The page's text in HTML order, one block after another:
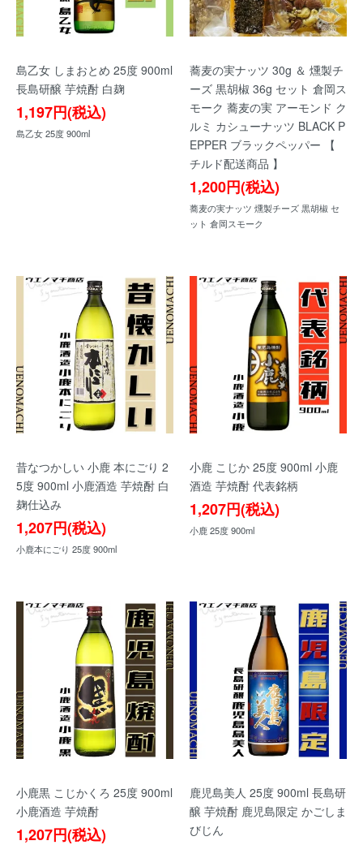
島乙女 しまおとめ 25度 900ml
長島研醸 芋焼酎 白麹
1,197円(税込)
島乙女 25度 900ml
蕎麦の実ナッツ 30g ＆ 燻製チ
ーズ 黒胡椒 36g セット 倉岡ス
モーク 蕎麦の実 アーモンド ク
ルミ カシューナッツ BLACK P
EPPER ブラックペッパー 【
チルド配送商品 】
1,200円(税込)
蕎麦の実ナッツ 燻製チーズ 黒胡椒 セ
ット 倉岡スモーク
昔なつかしい 小鹿 本にごり 2
5度 900ml 小鹿酒造 芋焼酎 白
麹仕込み
1,207円(税込)
小鹿本にごり 25度 900ml
小鹿 こじか 25度 900ml 小鹿
酒造 芋焼酎 代表銘柄
1,207円(税込)
小鹿 25度 900ml
小鹿黒 こじかくろ 25度 900ml
小鹿酒造 芋焼酎
1,207円(税込)
鹿児島美人 25度 900ml 長島研
醸 芋焼酎 鹿児島限定 かごしま
びじん